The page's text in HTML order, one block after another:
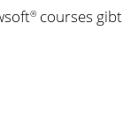
® courses